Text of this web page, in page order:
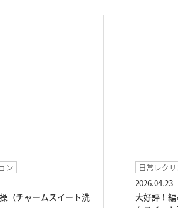
ン
（チャームスイート洗
日常レク
2026.04.23
大好評！